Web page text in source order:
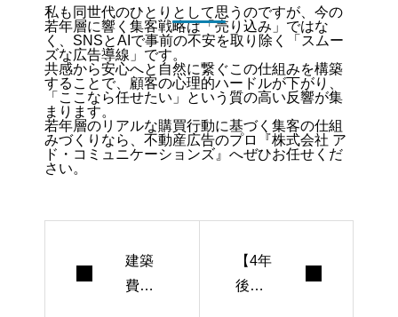
私も同世代のひとりとして思うのですが、今の
若年層に響く集客戦略は「売り込み」ではな
く、SNSとAIで事前の不安を取り除く「スムー
ズな広告導線」です。
共感から安心へと自然に繋ぐこの仕組みを構築
することで、顧客の心理的ハードルが下がり、
「ここなら任せたい」という質の高い反響が集
まります。
若年層のリアルな購買行動に基づく集客の仕組
みづくりなら、不動産広告のプロ『株式会社 ア
ド・コミュニケーションズ』へぜひお任せくだ
さい。
建築
費高
【4年
後も